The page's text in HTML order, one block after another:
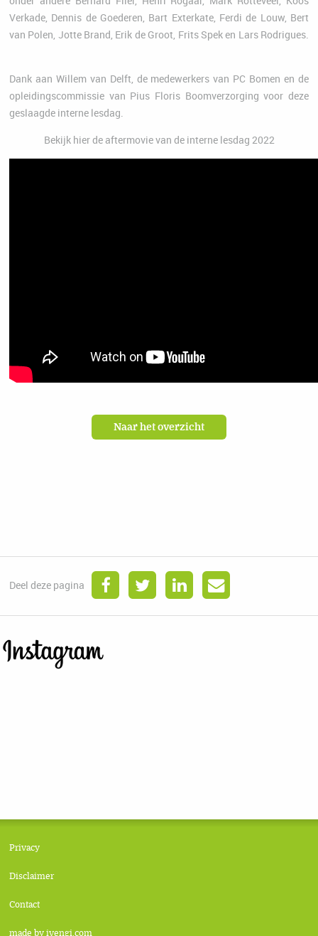
Verkade, Dennis de Goederen, Bart Exterkate, Ferdi de Louw, Bert
van Polen, Jotte Brand, Erik de Groot, Frits Spek en Lars Rodrigues.
Dank aan Willem van Delft, de medewerkers van PC Bomen en de
opleidingscommissie van Pius Floris Boomverzorging voor deze
geslaagde interne lesdag.
Bekijk hier de aftermovie van de interne lesdag 2022
Naar het overzicht
Deel deze pagina
Privacy
Disclaimer
Contact
made by ivengi.com